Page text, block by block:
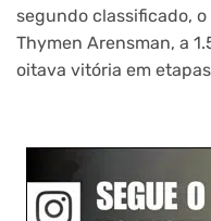
segundo classificado,
Thymen Arensman, a
oitava vitória em